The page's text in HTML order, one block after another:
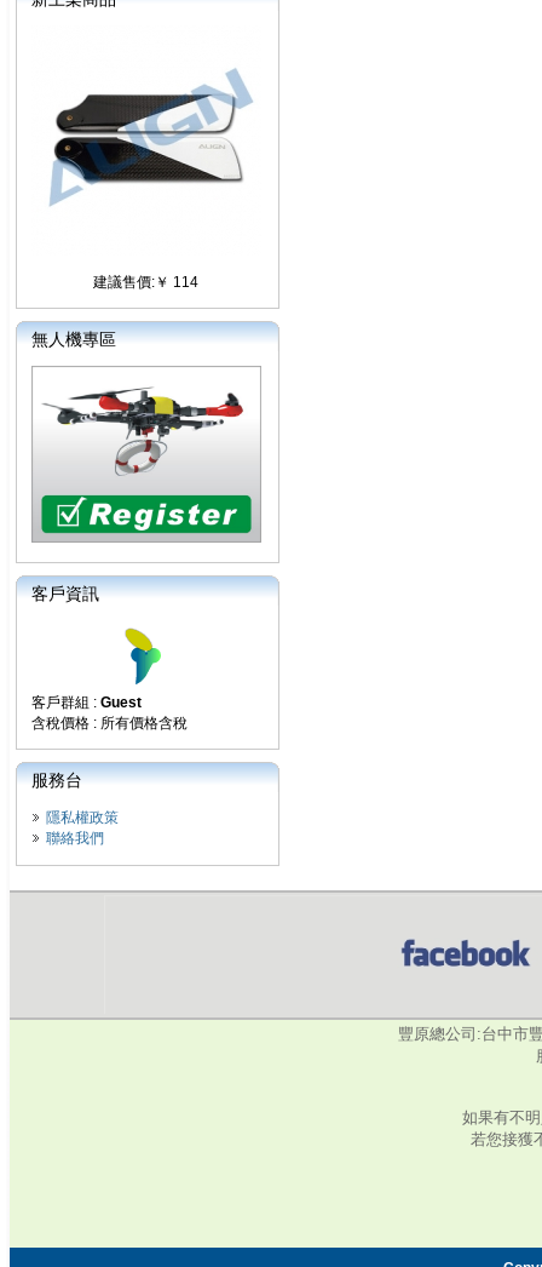
建議售價:￥ 114
無人機專區
客戶資訊
客戶群組 : Guest
含稅價格 : 所有價格含稅
服務台
隱私權政策
聯絡我們
豐原總公司:台中市
如果有不
若您接獲